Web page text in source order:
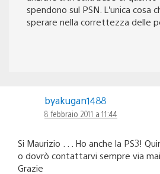
spendono sul PSN. L’unica cosa
sperare nella correttezza delle
byakugan1488
8 febbraio 2011 a 11:44
Si Maurizio . . . Ho anche la PS3!
o dovrò contattarvi sempre via
Grazie